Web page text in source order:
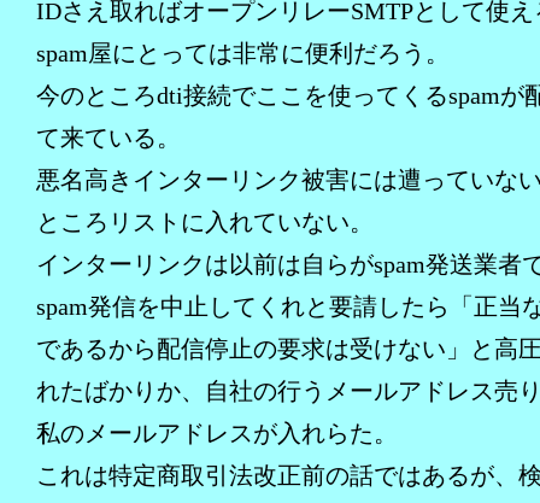
IDさえ取ればオープンリレーSMTPとして使
spam屋にとっては非常に便利だろう。
今のところdti接続でここを使ってくるspamが
て来ている。
悪名高きインターリンク被害には遭っていな
ところリストに入れていない。
インターリンクは以前は自らがspam発送業者
spam発信を中止してくれと要請したら「正当
であるから配信停止の要求は受けない」と高
れたばかりか、自社の行うメールアドレス売
私のメールアドレスが入れらた。
これは特定商取引法改正前の話ではあるが、